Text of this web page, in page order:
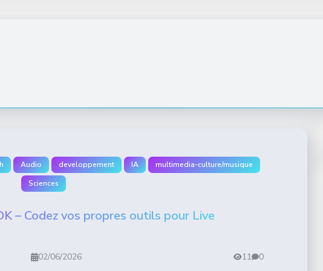
Audio developpement IA
multimedia-culture/musique
Sciences
– Codez vos propres outils pour Live
02/06/2026 11 0